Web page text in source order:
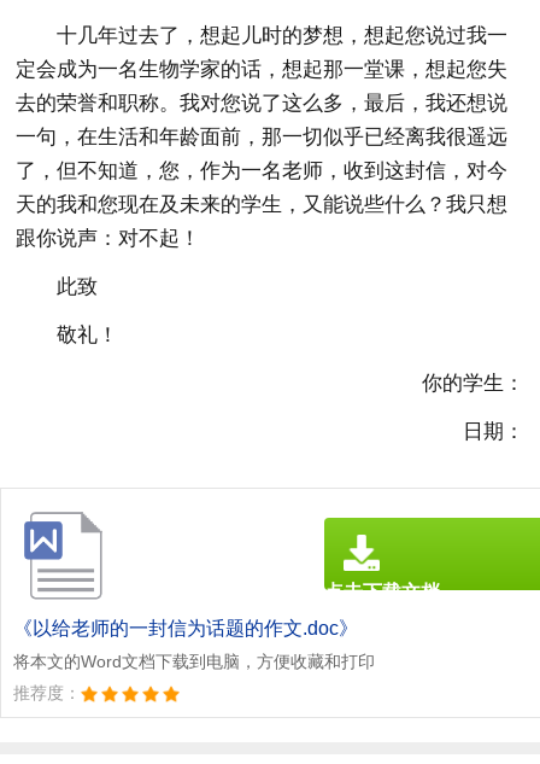
十几年过去了，想起儿时的梦想，想起您说过我一
定会成为一名生物学家的话，想起那一堂课，想起您失
去的荣誉和职称。我对您说了这么多，最后，我还想说
一句，在生活和年龄面前，那一切似乎已经离我很遥远
了，但不知道，您，作为一名老师，收到这封信，对今
天的我和您现在及未来的学生，又能说些什么？我只想
跟你说声：对不起！
此致
敬礼！
你的学生：
日期：
《以给老师的一封信为话题的作文.doc》
将本文的Word文档下载到电脑，方便收藏和打印
推荐度：
点击下载文档
文档为doc格式